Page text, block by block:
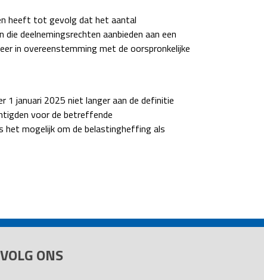
heeft tot gevolg dat het aantal
deelnemingsrechten aanbieden aan een
in overeenstemming met de oorspronkelijke
januari 2025 niet langer aan de definitie
voor de betreffende
het mogelijk om de belastingheffing als
VOLG ONS